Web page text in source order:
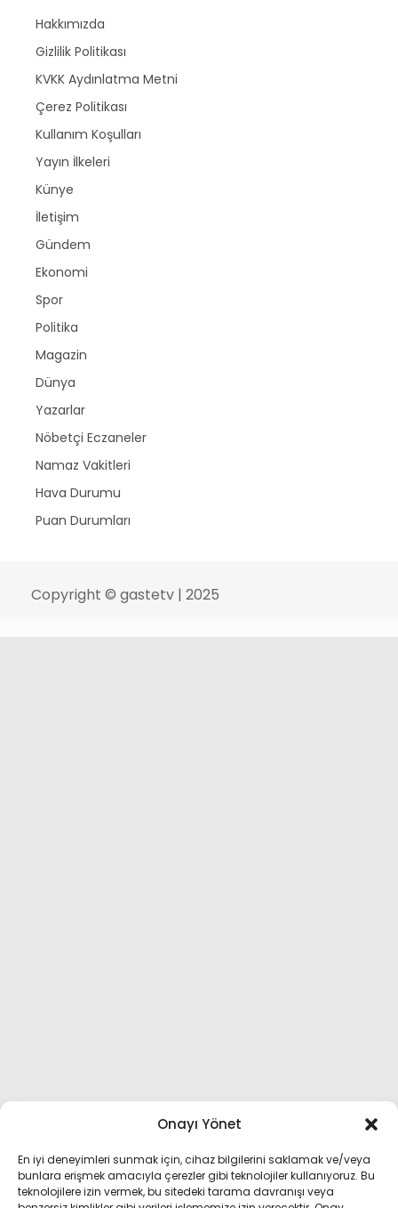
Onayı Yönet
En iyi deneyimleri sunmak için, cihaz bilgilerini saklamak ve/veya
bunlara erişmek amacıyla çerezler gibi teknolojiler kullanıyoruz. Bu
teknolojilere izin vermek, bu sitedeki tarama davranışı veya
Hakkımızda
Gizlilik Politikası
KVKK Aydınlatma Metni
Çerez Politikası
Kullanım Koşulları
Yayın İlkeleri
Künye
İletişim
Gündem
Ekonomi
Spor
Politika
Magazin
Dünya
Yazarlar
Nöbetçi Eczaneler
Namaz Vakitleri
Hava Durumu
Puan Durumları
Copyright © gastetv | 2025